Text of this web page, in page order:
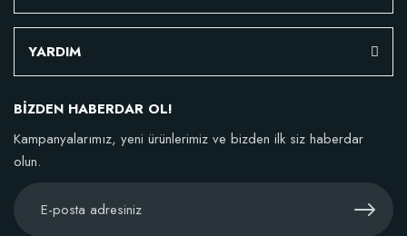
Doğal Akıllı Organik Solucan Gübresi (5 kg)
46,95 TL
YARDIM
BİZDEN HABERDAR OL!
Kampanyalarımız, yeni ürünlerimiz ve bizden ilk siz haberdar
olun.